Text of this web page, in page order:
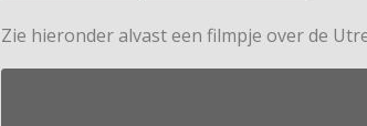
Zie hieronder alvast een filmpje over de